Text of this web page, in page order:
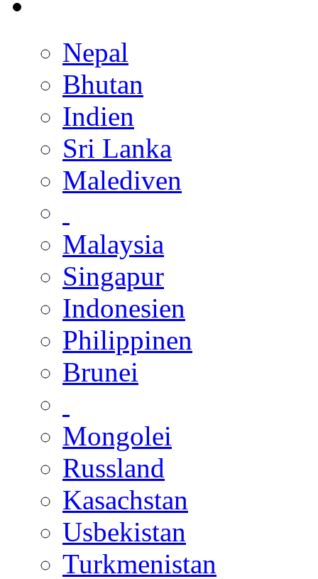
Nepal
Bhutan
Indien
Sri Lanka
Malediven
Malaysia
Singapur
Indonesien
Philippinen
Brunei
Mongolei
Russland
Kasachstan
Usbekistan
Turkmenistan